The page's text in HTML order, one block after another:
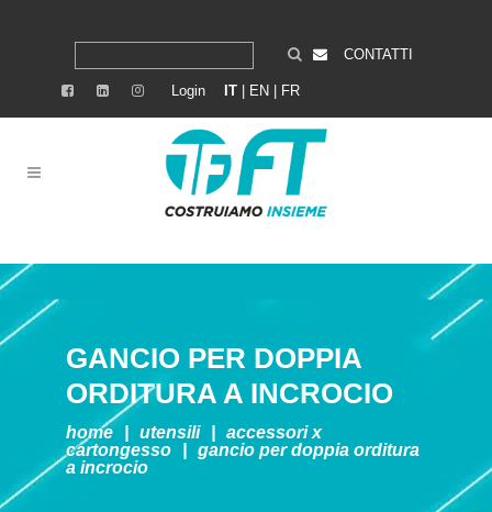
CONTATTI
Login IT EN FR
GANCIO PER DOPPIA
ORDITURA A INCROCIO
home utensili
accessori x
cartongesso
gancio per doppia orditura
a incrocio